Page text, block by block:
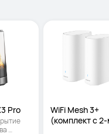
Pro
WiFi Mesh 3+
(комплект с